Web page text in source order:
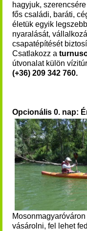
hagyjuk,
fős családi, baráti,
életük egyik
nyaralását,
csapatépítését
Csatlakozz a
útvonalat külön
(+36) 209 342 760.
Opcionális 0. nap:
vásárolni, fel lehet